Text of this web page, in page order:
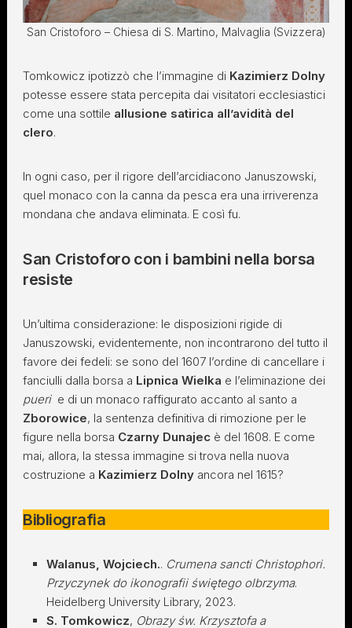
San Cristoforo – Chiesa di S. Martino, Malvaglia (Svizzera)
Tomkowicz ipotizzò che l’immagine di Kazimierz Dolny
potesse essere stata percepita dai visitatori ecclesiastici
come una sottile allusione satirica all’avidità del
clero.
In ogni caso, per il rigore dell’arcidiacono Januszowski,
quel monaco con la canna da pesca era una irriverenza
mondana che andava eliminata. E così fu.
San Cristoforo con i bambini nella borsa
resiste
Un’ultima considerazione: le disposizioni rigide di
Januszowski, evidentemente, non incontrarono del tutto il
favore dei fedeli: se sono del 1607 l’ordine di cancellare i
fanciulli dalla borsa a Lipnica Wielka e l’eliminazione dei
puerie di un monaco raffigurato accanto al santo a
Zborowice, la sentenza definitiva di rimozione per le
figure nella borsa Czarny Dunajec è del 1608. E come
mai, allora, la stessa immagine si trova nella nuova
costruzione a Kazimierz Dolny ancora nel 1615?
Bibliografia
Walanus, Wojciech.. Crumena sancti Christophori.
Przyczynek do ikonografii świętego olbrzyma.
Heidelberg University Library, 2023.
S. Tomkowicz, Obrazy św. Krzysztofa a